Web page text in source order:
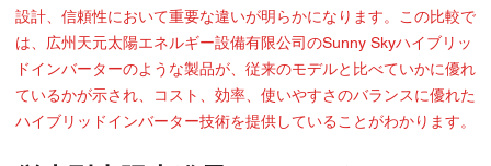
設計、信頼性において重要な違いが明らかになります。この比較で
は、広州天元太陽エネルギー設備有限公司のSunny Skyハイブリッ
ドインバーターのような製品が、従来のモデルと比べていかに優れ
ているかが示され、コスト、効率、使いやすさのバランスに優れた
ハイブリッドインバーター技術を提供していることがわかります。